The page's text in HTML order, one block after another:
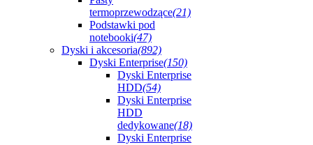
termoprzewodzące(21)
Podstawki pod
notebooki(47)
Dyski i akcesoria(892)
Dyski Enterprise(150)
Dyski Enterprise
HDD(54)
Dyski Enterprise
HDD
dedykowane(18)
Dyski Enterprise